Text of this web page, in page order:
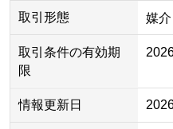
取引形態 媒介
取引条件の有効期
限
情報更新日